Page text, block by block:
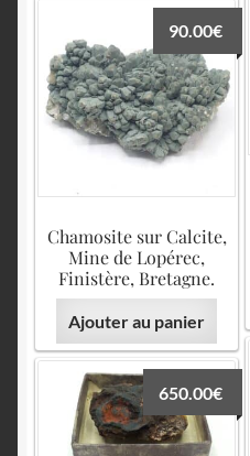
Chamosite sur Calcite,
Mine de Lopérec,
Finistère, Bretagne.
90.00€
Ajouter au panier
650.00€